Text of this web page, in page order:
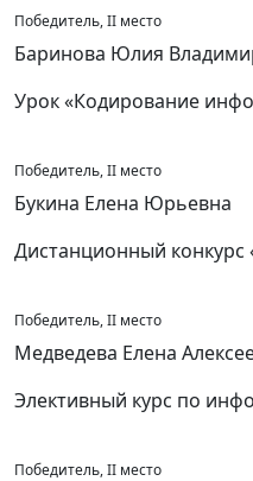
Победитель, II место
Баринова Юлия
Урок «Кодирование
Победитель, II место
Букина Елена Юрьевна
Дистанционный конкурс
Победитель, II место
Медведева Елена
Элективный курс по
Победитель, II место